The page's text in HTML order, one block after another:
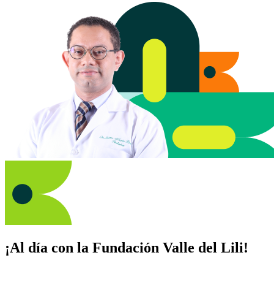
¡Al día con la Fundación Valle del Lili!